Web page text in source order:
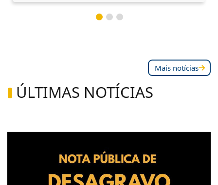
corregedor regional no biênio 2023/2025,
ocorreu nesta quinta-feira (6), no Salão Nobre
do TRT-1. A solenidade celebrou a inclusão da
Mais notícias
ÚLTIMAS NOTÍCIAS